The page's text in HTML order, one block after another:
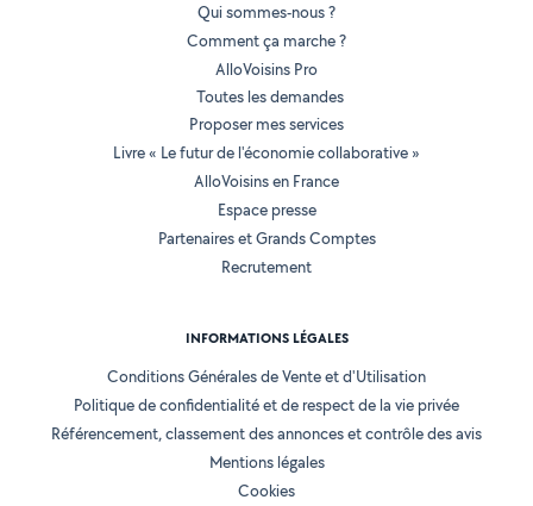
Qui sommes-nous ?
Comment ça marche ?
AlloVoisins Pro
Toutes les demandes
Proposer mes services
Livre « Le futur de l'économie collaborative »
AlloVoisins en France
Espace presse
Partenaires et Grands Comptes
Recrutement
INFORMATIONS LÉGALES
Conditions Générales de Vente et d'Utilisation
Politique de confidentialité et de respect de la vie privée
Référencement, classement des annonces et contrôle des avis
Mentions légales
Cookies